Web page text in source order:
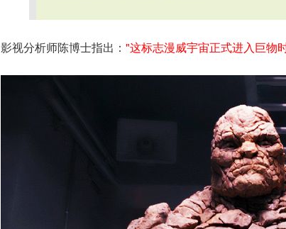
影视分析师陈博士指出： "这标志漫威宇宙正式进入巨物